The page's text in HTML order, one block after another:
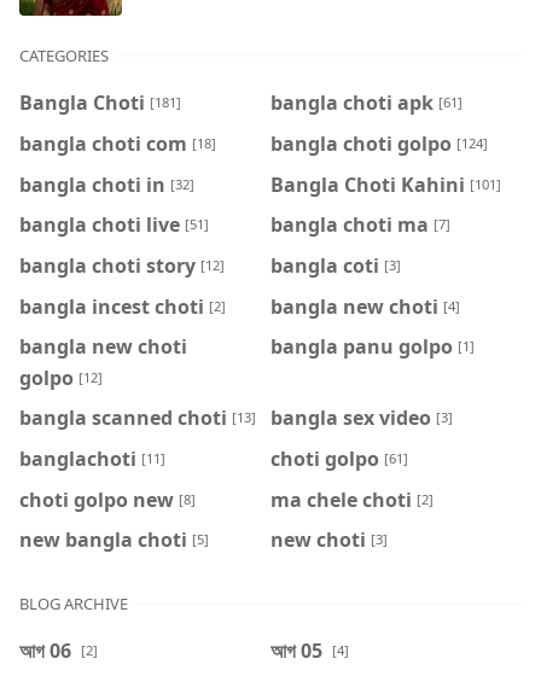
CATEGORIES
Bangla Choti [181] bangla choti apk [61]
bangla choti com [18] bangla choti golpo [124]
bangla choti in [32] Bangla Choti Kahini [101]
bangla choti live [51] bangla choti ma [7]
bangla choti story [12] bangla coti [3]
bangla incest choti [2] bangla new choti [4]
bangla new choti
golpo [12]
bangla panu golpo [1]
bangla scanned choti [13] bangla sex video [3]
banglachoti [11] choti golpo [61]
choti golpo new [8] ma chele choti [2]
new bangla choti [5] new choti [3]
BLOG ARCHIVE
আগ 06 [2] আগ 05 [4]